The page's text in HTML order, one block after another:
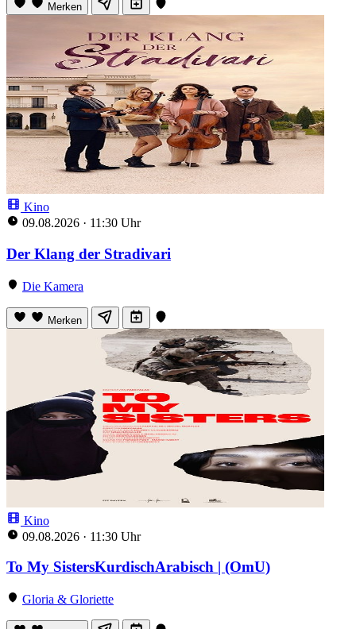
Merken
Kino
09.08.2026 · 11:30 Uhr
Der Klang der Stradivari
Die Kamera
Merken
Kino
09.08.2026 · 11:30 Uhr
To My SistersKurdischArabisch | (OmU)
Gloria & Gloriette